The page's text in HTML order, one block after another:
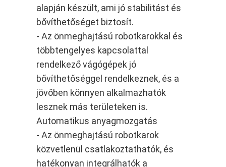
alapján készült, ami jó stabilitást és
bővíthetőséget biztosít.
- Az önmeghajtású robotkarokkal és
többtengelyes kapcsolattal
rendelkező vágógépek jó
bővíthetőséggel rendelkeznek, és a
jövőben könnyen alkalmazhatók
lesznek más területeken is.
Automatikus anyagmozgatás
- Az önmeghajtású robotkarok
közvetlenül csatlakoztathatók, és
hatékonyan integrálhatók a